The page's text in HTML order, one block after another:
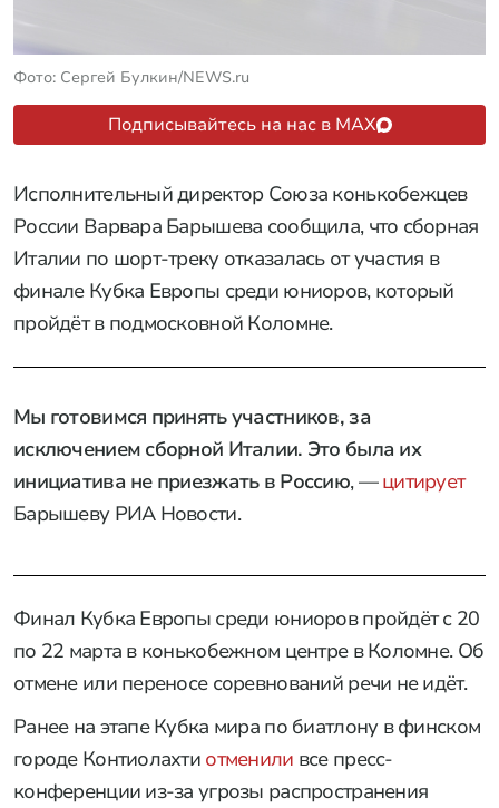
Фото: Сергей Булкин/NEWS.ru
Подписывайтесь на нас в MAX
Исполнительный директор Союза конькобежцев
России Варвара Барышева сообщила, что сборная
Италии по шорт-треку отказалась от участия в
финале Кубка Европы среди юниоров, который
пройдёт в подмосковной Коломне.
Мы готовимся принять участников, за
исключением сборной Италии. Это была их
инициатива не приезжать в Россию, —цитирует
Барышеву РИА Новости.
Финал Кубка Европы среди юниоров пройдёт с 20
по 22 марта в конькобежном центре в Коломне. Об
отмене или переносе соревнований речи не идёт.
Ранее на этапе Кубка мира по биатлону в финском
городе Контиолахти отменили все пресс-
конференции из-за угрозы распространения